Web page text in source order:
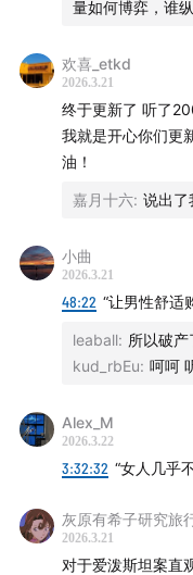
24:08 延展：爱泼斯坦
塔楼金融：参与
延展：爱泼斯
58:20
01:02:41结识吉斯莱恩
第二部分 爱泼斯坦案
阶段一：“魔鬼的协
01:38:23爱泼斯坦第
量如何博弈，谁
欢喜_etkd
2026.3.21
终于更新了 听了200分钟以上的 其他的博客都黯然失色了！
我就是开心你们更
油！
嘉月十六: 说出了
小曲
2026.3.21
48:22 “让男性舒适
leaball: 所以破产
kud_rbEu: 呵呵
Alex_M
2026.3.22
3:32:32 “女人几乎
灰原有希子研究旅
2026.3.21
对于爱泼斯坦案直